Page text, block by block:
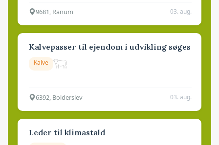
9681, Ranum 03. aug.
Kalvepasser til ejendom i udvikling søges
Kalve
6392, Bolderslev 03. aug.
Leder til klimastald